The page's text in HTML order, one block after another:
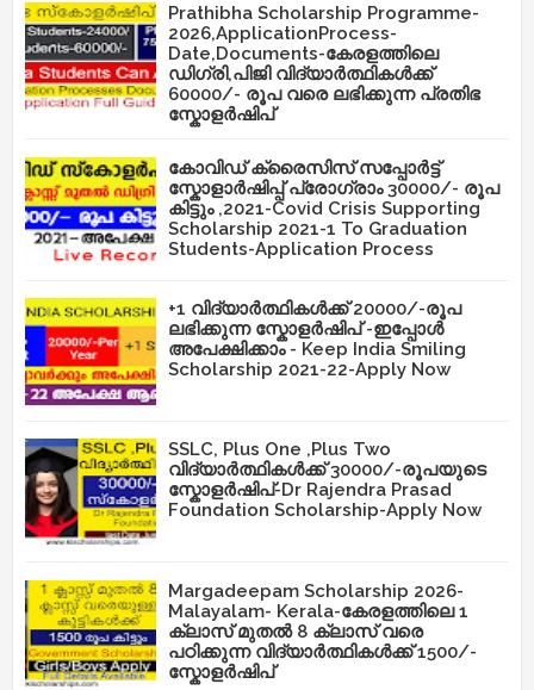
Prathibha Scholarship Programme-
2026,ApplicationProcess-
Date,Documents-കേരളത്തിലെ
ഡിഗ്രി,പിജി വിദ്യാർത്ഥികൾക്ക്
60000/- രൂപ വരെ ലഭിക്കുന്ന പ്രതിഭ
സ്കോളർഷിപ്
കോവിഡ് ക്രൈസിസ് സപ്പോർട്ട്
സ്കോളാർഷിപ്പ് പ്രോഗ്രാം 30000/- രൂപ
കിട്ടും ,2021-Covid Crisis Supporting
Scholarship 2021-1 To Graduation
Students-Application Process
+1 വിദ്യാർത്ഥികൾക്ക് 20000/-രൂപ
ലഭിക്കുന്ന സ്കോളർഷിപ് -ഇപ്പോൾ
അപേക്ഷിക്കാം - Keep India Smiling
Scholarship 2021-22-Apply Now
SSLC, Plus One ,Plus Two
വിദ്യാർത്ഥികൾക്ക് 30000/-രൂപയുടെ
സ്കോളർഷിപ്-Dr Rajendra Prasad
Foundation Scholarship-Apply Now
Margadeepam Scholarship 2026-
Malayalam- Kerala-കേരളത്തിലെ 1
ക്ലാസ് മുതൽ 8 ക്ലാസ് വരെ
പഠിക്കുന്ന വിദ്യാർത്ഥികൾക്ക് 1500/-
സ്കോളർഷിപ്